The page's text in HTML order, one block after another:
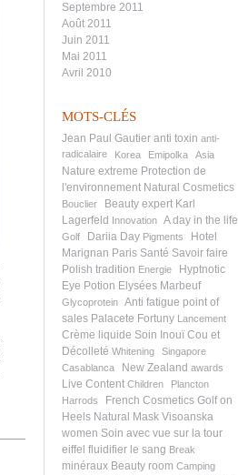
Septembre 2011
Août 2011
Juin 2011
Mai 2011
Avril 2010
MOTS-CLÉS
Jean Paul Gautier anti toxin anti-
radicalaire Korea Emipolka Asia
Nature extreme Protection de
l'environnement Natural Cosmetics
Bouclier Beauty expert Karl
Lagerfeld Innovation A day in the life
Golf Dariia Day Pigments
Hotel
Marignan Paris Santé Savoir faire
Polish tradition Energie
Hyptnotic
Eye Potion Elysées Marbeuf
Glycoprotein Anti fatigue point of
sales Palacete Fortuny Lancement
Crème liquide Soin Inouï Cou et
Décolleté Whitening
Singapore
Casablanca
New Zealand awards
Live Content Children
Plancton
Harrods
French Cosmetics Golf on
Heels Natural Mask Visoanska
women Soin avec vue sur la tour
eiffel fluidifier le sang Break
minéraux Beauty room Camping